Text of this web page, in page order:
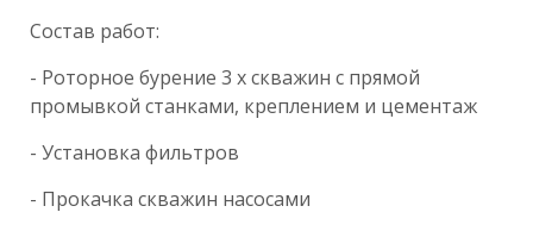
Состав работ:
- Роторное бурение 3 х скважин с прямой
промывкой станками, креплением и цементаж
- Установка фильтров
- Прокачка скважин насосами